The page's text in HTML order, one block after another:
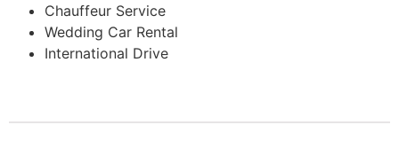
Chauffeur Service
Wedding Car Rental
International Drive